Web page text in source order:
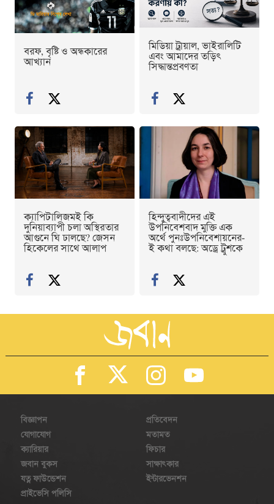
বরফ, বৃষ্টি ও অন্ধকারের
আখ্যান
মিডিয়া ট্রায়াল, ভাইরালিটি
এবং আমাদের তড়িৎ
সিদ্ধান্তপ্রবণতা
ক্যাপিটালিজমই কি
দুনিয়াব্যাপী চলা অস্থিরতার
আগুনে ঘি ঢালছে? জেসন
হিকেলের সাথে আলাপ
হিন্দুত্ববাদীদের এই
উপনিবেশবাদ মুক্তি এক
অর্থে পুনঃউপনিবেশায়নের-
ই কথা বলছে: অড্রে ট্রুশকে
বিজ্ঞাপন
যোগাযোগ
ক্যারিয়ার
জবান বুকস
যত্ন ফাউন্ডেশন
প্রাইভেসি পলিসি
প্রতিবেদন
মতামত
ফিচার
সাক্ষাৎকার
ইন্টারভেনশন